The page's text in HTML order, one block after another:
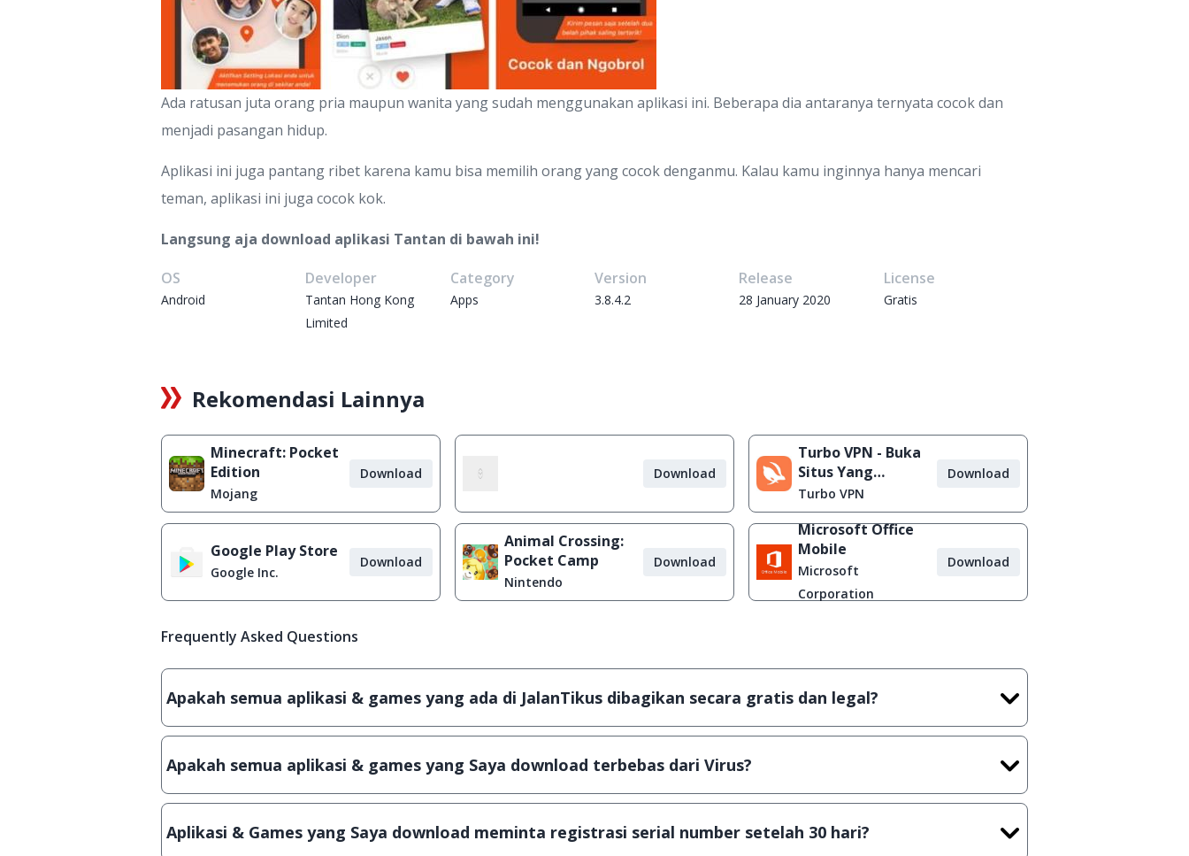
Ada ratusan juta orang pria maupun wanita yang sudah menggunakan aplikasi ini. Beberapa dia antaranya ternyata cocok dan
menjadi pasangan hidup.
Aplikasi ini juga pantang ribet karena kamu bisa memilih orang yang cocok denganmu. Kalau kamu inginnya hanya mencari
teman, aplikasi ini juga cocok kok.
Langsung aja download aplikasi Tantan di bawah ini!
OS
Android
Developer
Tantan Hong Kong
Limited
Category
Apps
Version
3.8.4.2
Release
28 January 2020
License
Gratis
Rekomendasi Lainnya
Minecraft: Pocket
Edition
Mojang
Download Download
Turbo VPN - Buka
Situs Yang
Diblokir
Turbo VPN
Download
Google Play Store
Google Inc.
Download
Animal Crossing:
Pocket Camp
Nintendo
Download
Microsoft Office
Mobile
Microsoft
Corporation
Download
Frequently Asked Questions
Apakah semua aplikasi & games yang ada di JalanTikus dibagikan secara gratis dan legal?
Ya, JalanTikus hanya membagikan aplikasi & games yang gratis (Freeware) dan legal, dalam artian tidak (bajakan) hasil crack,
Apakah semua aplikasi & games yang Saya download terbebas dari Virus?
Ya, JalanTikus selalu melakukan scanning dengan 3 jenis Antivirus (Kaspersky, AVG & Avast) sebelum menerbitkan suatu
Aplikasi & Games yang Saya download meminta registrasi serial number setelah 30 hari?